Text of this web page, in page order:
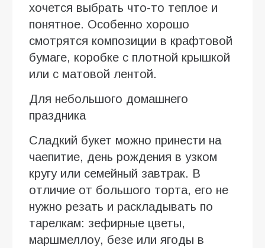
хочется выбрать что-то теплое и
понятное. Особенно хорошо
смотрятся композиции в крафтовой
бумаге, коробке с плотной крышкой
или с матовой лентой.
Для небольшого домашнего
праздника
Сладкий букет можно принести на
чаепитие, день рождения в узком
кругу или семейный завтрак. В
отличие от большого торта, его не
нужно резать и раскладывать по
тарелкам: зефирные цветы,
маршмеллоу, безе или ягоды в